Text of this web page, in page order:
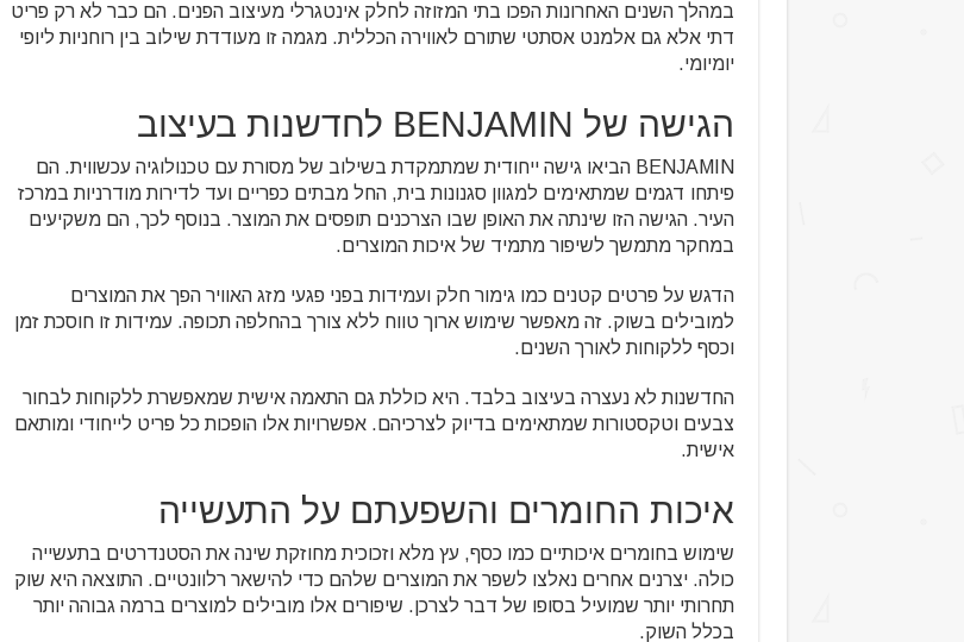
במהלך השנים האחרונות הפכו בתי המזוזה לחלק אינטגרלי מעיצוב הפנים. הם כבר לא רק פריט
דתי אלא גם אלמנט אסתטי שתורם לאווירה הכללית. מגמה זו מעודדת שילוב בין רוחניות ליופי
יומיומי.
הגישה של BENJAMIN לחדשנות בעיצוב
BENJAMIN הביאו גישה ייחודית שמתמקדת בשילוב של מסורת עם טכנולוגיה עכשווית. הם
פיתחו דגמים שמתאימים למגוון סגנונות בית, החל מבתים כפריים ועד לדירות מודרניות במרכז
העיר. הגישה הזו שינתה את האופן שבו הצרכנים תופסים את המוצר. בנוסף לכך, הם משקיעים
במחקר מתמשך לשיפור מתמיד של איכות המוצרים.
הדגש על פרטים קטנים כמו גימור חלק ועמידות בפני פגעי מזג האוויר הפך את המוצרים
למובילים בשוק. זה מאפשר שימוש ארוך טווח ללא צורך בהחלפה תכופה. עמידות זו חוסכת זמן
וכסף ללקוחות לאורך השנים.
החדשנות לא נעצרה בעיצוב בלבד. היא כוללת גם התאמה אישית שמאפשרת ללקוחות לבחור
צבעים וטקסטורות שמתאימים בדיוק לצרכיהם. אפשרויות אלו הופכות כל פריט לייחודי ומותאם
אישית.
איכות החומרים והשפעתם על התעשייה
שימוש בחומרים איכותיים כמו כסף, עץ מלא וזכוכית מחוזקת שינה את הסטנדרטים בתעשייה
כולה. יצרנים אחרים נאלצו לשפר את המוצרים שלהם כדי להישאר רלוונטיים. התוצאה היא שוק
תחרותי יותר שמועיל בסופו של דבר לצרכן. שיפורים אלו מובילים למוצרים ברמה גבוהה יותר
בכלל השוק.